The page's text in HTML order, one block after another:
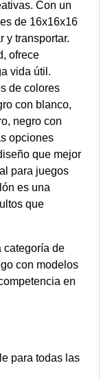
Con un
de 16x16x16
y transportar.
ofrece
vida útil.
de colores
con blanco,
negro con
opciones
que mejor
para juegos
es una
que
categoría de
con modelos
en
para todas las